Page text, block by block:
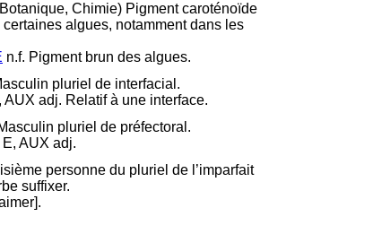
Chimie) Pigment caroténoïde
algues, notamment dans les
n.f. Pigment brun des algues.
pluriel de interfacial.
AUX adj. Relatif à une interface.
pluriel de préfectoral.
E, AUX adj.
personne du pluriel de l’imparfait
suffixer.